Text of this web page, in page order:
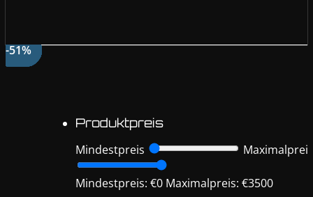
Produktpreis
Mindestpreis
Maximalpreis
Mindestpreis: €0 Maximalpreis: €3500
-51%
-51%
-51%
-51%
-47%
-51%
-51%
-51%
-51%
-51%
-52%
-43%
-43%
-43%
-51%
-51%
-51%
-51%
-51%
-51%
-51%